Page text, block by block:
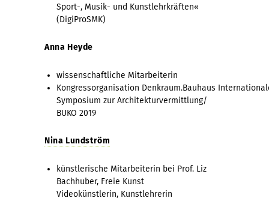
Sport-, Musik- und Kunstlehrkräften«
(DigiProSMK)
Anna Heyde
wissenschaftliche Mitarbeiterin
Kongressorganisation Denkraum.Bauhaus
Symposium zur Architekturvermittlung/
BUKO 2019
Nina Lundström
künstlerische Mitarbeiterin bei Prof. Liz
Bachhuber, Freie Kunst
Videokünstlerin, Kunstlehrerin